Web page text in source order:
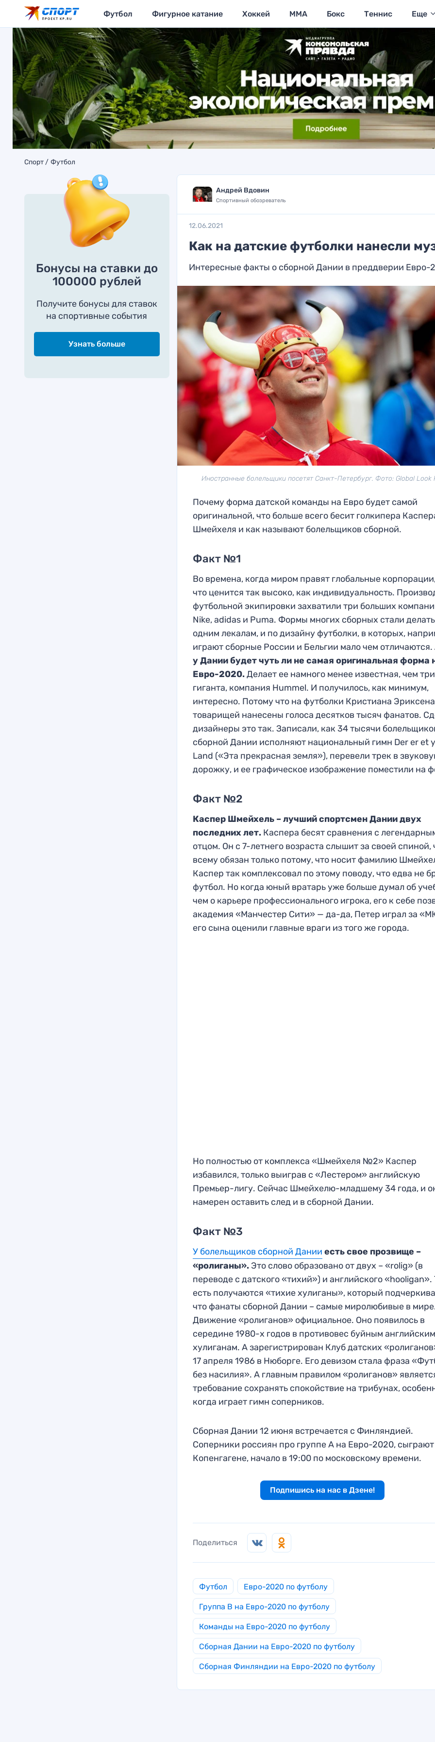
Футбол Фигурное катание Хоккей MMA Бокс Теннис Еще
Спорт Футбол
Бонусы на ставки до
100000 рублей
Получите бонусы для ставок
на спортивные события
Узнать больше
Андрей Вдовин
Спортивный обозреватель
12.06.2021
Как на датские футболки нанесли
Интересные факты о сборной Дании в преддверии Евро-
Иностранные болельщики посетят Санкт-Петербург. Фото: Global Look
Почему форма датской команды на Евро будет самой
оригинальной, что больше всего бесит голкипера
Шмейхеля и как называют болельщиков сборной.
Факт №1
Во времена, когда миром правят глобальные
что ценится так высоко, как индивидуальность.
футбольной экипировки захватили три больших
Nike, adidas и Puma. Формы многих сборных стали
одним лекалам, и по дизайну футболки, в которых,
играют сборные России и Бельгии мало чем отличаются.
у Дании будет чуть ли не самая оригинальная форма
Евро-2020.Делает ее намного менее известная, чем три
гиганта, компания Hummel. И получилось, как минимум,
интересно. Потому что на футболки Кристиана
товарищей нанесены голоса десятков тысяч фанатов.
дизайнеры это так. Записали, как 34 тысячи
сборной Дании исполняют национальный гимн Der er et
Land («Эта прекрасная земля»), перевели трек в
дорожку, и ее графическое изображение поместили на
Факт №2
Каспер Шмейхель – лучший спортсмен Дании двух
последних лет. Каспера бесят сравнения с
отцом. Он с 7-летнего возраста слышит за своей спиной,
всему обязан только потому, что носит фамилию
Каспер так комплексовал по этому поводу, что едва не
футбол. Но когда юный вратарь уже больше думал об
чем о карьере профессионального игрока, его к себе
академия «Манчестер Сити» — да-да, Петер играл за
его сына оценили главные враги из того же города.
Но полностью от комплекса «Шмейхеля №2» Каспер
избавился, только выиграв с «Лестером» английскую
Премьер-лигу. Сейчас Шмейхелю-младшему 34 года, и
намерен оставить след и в сборной Дании.
Факт №3
У болельщиков сборной Дании есть свое прозвище –
«ролиганы». Это слово образовано от двух – «rolig» (в
переводе с датского «тихий») и английского «hooligan».
есть получаются «тихие хулиганы», который
что фанаты сборной Дании – самые миролюбивые в
Движение «ролиганов» официальное. Оно появилось в
середине 1980-х годов в противовес буйным английским
хулиганам. А зарегистрирован Клуб датских
17 апреля 1986 в Нюборге. Его девизом стала фраза
без насилия». А главным правилом «ролиганов»
требование сохранять спокойствие на трибунах,
когда играет гимн соперников.
Сборная Дании 12 июня встречается с Финляндией.
Соперники россиян про группе А на Евро-2020, сыграют
Копенгагене, начало в 19:00 по московскому времени.
Подпишись на нас в Дзене!
Поделиться
Футбол Евро-2020 по футболу
Группа B на Евро-2020 по футболу
Команды на Евро-2020 по футболу
Сборная Дании на Евро-2020 по футболу
Сборная Финляндии на Евро-2020 по футболу